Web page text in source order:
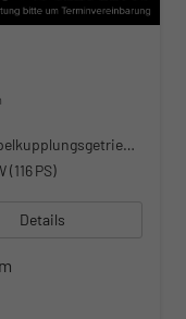
Doppelkupplungsgetriebe (DSG)
(116 PS)
Details